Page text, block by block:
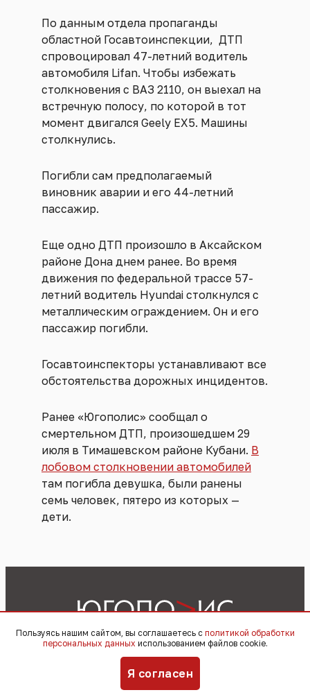
По данным отдела пропаганды
областной Госавтоинспекции, ДТП
спровоцировал 47-летний водитель
автомобиля Lifan. Чтобы избежать
столкновения с ВАЗ 2110, он выехал на
встречную полосу, по которой в тот
момент двигался Geely EX5. Машины
столкнулись.
Погибли сам предполагаемый
виновник аварии и его 44-летний
пассажир.
Еще одно ДТП произошло в Аксайском
районе Дона днем ранее. Во время
движения по федеральной трассе 57-
летний водитель Hyundai столкнулся с
металлическим ограждением. Он и его
пассажир погибли.
Госавтоинспекторы устанавливают все
обстоятельства дорожных инцидентов.
Ранее «Югополис» сообщал о
смертельном ДТП, произошедшем 29
июля в Тимашевском районе Кубани. В
лобовом столкновении автомобилей
там погибла девушка, были ранены
семь человек, пятеро из которых —
дети.
Материалы Видеоподкасты
Пользуясь нашим сайтом, вы соглашаетесь с политикой обработки
персональных данных использованием файлов cookie.
Я согласен